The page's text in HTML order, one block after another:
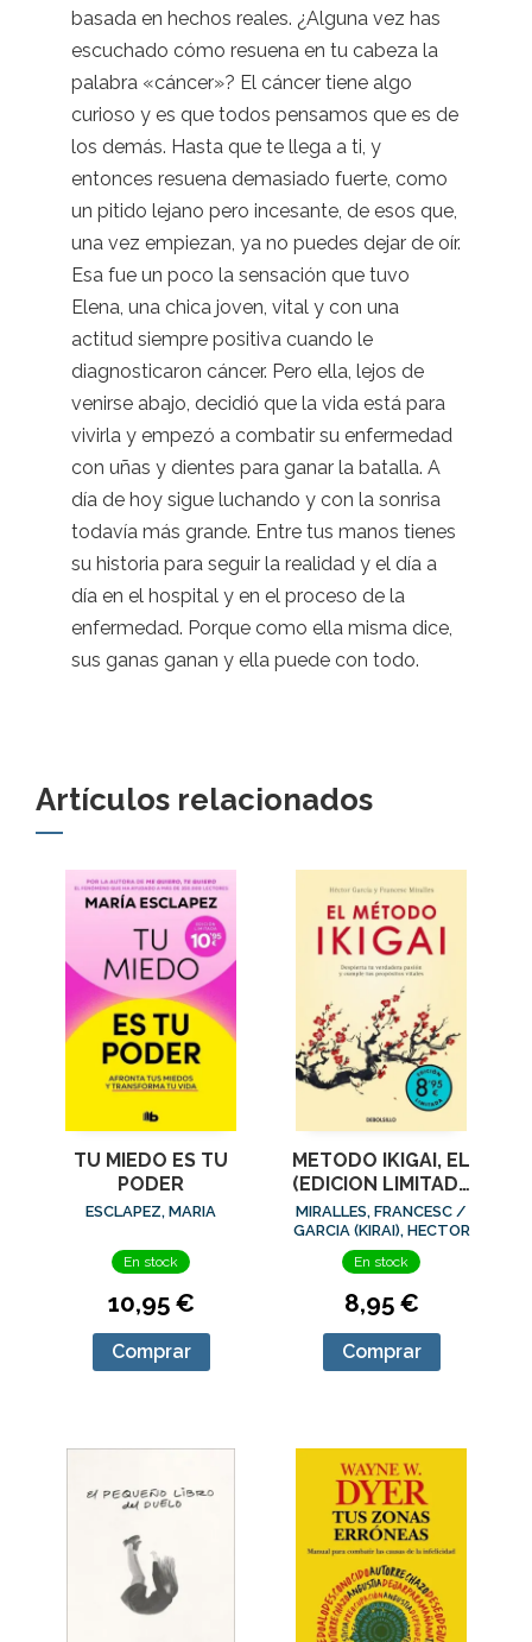
basada en hechos reales. ¿Alguna vez has
escuchado cómo resuena en tu cabeza la
palabra «cáncer»? El cáncer tiene algo
curioso y es que todos pensamos que es de
los demás. Hasta que te llega a ti, y
entonces resuena demasiado fuerte, como
un pitido lejano pero incesante, de esos que,
una vez empiezan, ya no puedes dejar de oír.
Esa fue un poco la sensación que tuvo
Elena, una chica joven, vital y con una
actitud siempre positiva cuando le
diagnosticaron cáncer. Pero ella, lejos de
venirse abajo, decidió que la vida está para
vivirla y empezó a combatir su enfermedad
con uñas y dientes para ganar la batalla. A
día de hoy sigue luchando y con la sonrisa
todavía más grande. Entre tus manos tienes
su historia para seguir la realidad y el día a
día en el hospital y en el proceso de la
enfermedad. Porque como ella misma dice,
sus ganas ganan y ella puede con todo.
Artículos relacionados
TU MIEDO ES TU
PODER
ESCLAPEZ, MARIA
En stock
10,95 €
Comprar
METODO IKIGAI, EL
(EDICION LIMITADA
· VERANO)
MIRALLES, FRANCESC /
GARCIA (KIRAI), HECTOR
En stock
8,95 €
Comprar